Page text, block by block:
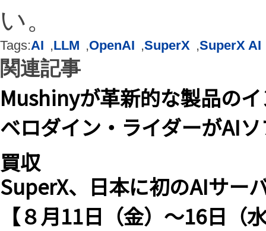
い。
Tags:AI ,LLM ,OpenAI ,SuperX ,SuperX AI
関連記事
Mushinyが革新的な製品の
ベロダイン・ライダーがAI
買収
SuperX、日本に初のAIサー
【８月11日（金）〜16日（